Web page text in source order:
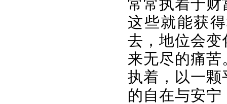
常常执着于
这些就能获
去，地位会
来无尽的痛
执着，以一
的自在与安